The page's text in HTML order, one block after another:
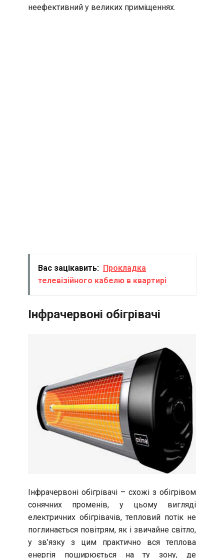
неефективний у великих приміщеннях.
Вас зацікавить: Прокладка
телевізійного кабелю в квартирі
Інфрачервоні обігрівачі
Інфрачервоні обігрівачі – схожі з обігрівом
сонячних променів, у цьому вигляді
електричних обігрівачів, тепловий потік не
поглинається повітрям, як і звичайне світло,
у зв’язку з цим практично вся теплова
енергія поширюється на ту зону, де